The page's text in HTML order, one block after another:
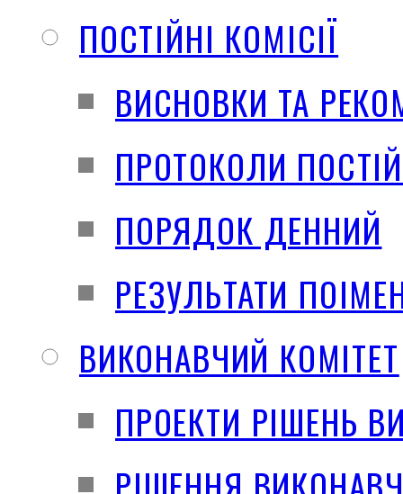
ПОСТІЙНІ КОМІСІЇ
ВИСНОВКИ ТА
ПРОТОКОЛИ
ПОРЯДОК ДЕННИЙ
РЕЗУЛЬТАТИ
ВИКОНАВЧИЙ КОМІТЕТ
ПРОЕКТИ РІШЕНЬ